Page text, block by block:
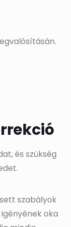
és szükség
szabályok
oka